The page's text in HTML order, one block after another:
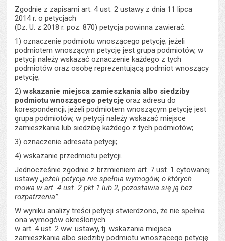
Zgodnie z zapisami art. 4 ust. 2 ustawy z dnia 11 lipca
2014 r. o petycjach
(Dz. U. z 2018 r. poz. 870) petycja powinna zawierać:
1) oznaczenie podmiotu wnoszącego petycję; jeżeli
podmiotem wnoszącym petycję jest grupa podmiotów, w
petycji należy wskazać oznaczenie każdego z tych
podmiotów oraz osobę reprezentującą podmiot wnoszący
petycję;
2)wskazanie miejsca zamieszkania albo siedziby
podmiotu wnoszącego petycję oraz adresu do
korespondencji; jeżeli podmiotem wnoszącym petycję jest
grupa podmiotów, w petycji należy wskazać miejsce
zamieszkania lub siedzibę każdego z tych podmiotów;
3) oznaczenie adresata petycji;
4) wskazanie przedmiotu petycji.
Jednocześnie zgodnie z brzmieniem art. 7 ust. 1 cytowanej
ustawy„jeżeli petycja nie spełnia wymogów, o których
mowa w art. 4 ust. 2 pkt 1 lub 2, pozostawia się ją bez
rozpatrzenia”.
W wyniku analizy treści petycji stwierdzono, że nie spełnia
ona wymogów określonych
w art. 4 ust. 2 ww. ustawy, tj. wskazania miejsca
zamieszkania albo siedziby podmiotu wnoszącego petycję.